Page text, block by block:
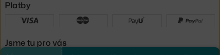
Platby
Jsme tu pro vás